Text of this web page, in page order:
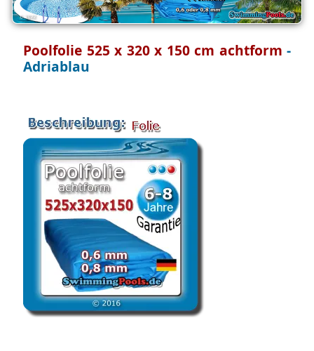
Poolfolie 525 x 320 x 150 cm achtform -
Adriablau